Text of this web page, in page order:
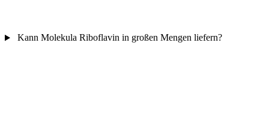
Kann Molekula Riboflavin in großen Mengen liefern?